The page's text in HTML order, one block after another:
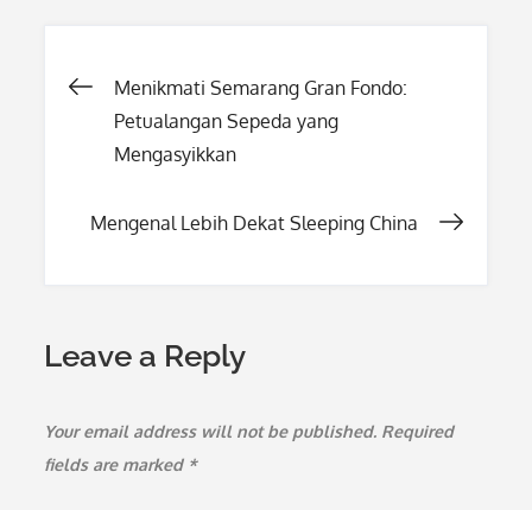
Post
navigation
Menikmati Semarang Gran Fondo:
Petualangan Sepeda yang
Mengasyikkan
Mengenal Lebih Dekat Sleeping China
Leave a Reply
Your email address will not be published. Required
fields are marked *